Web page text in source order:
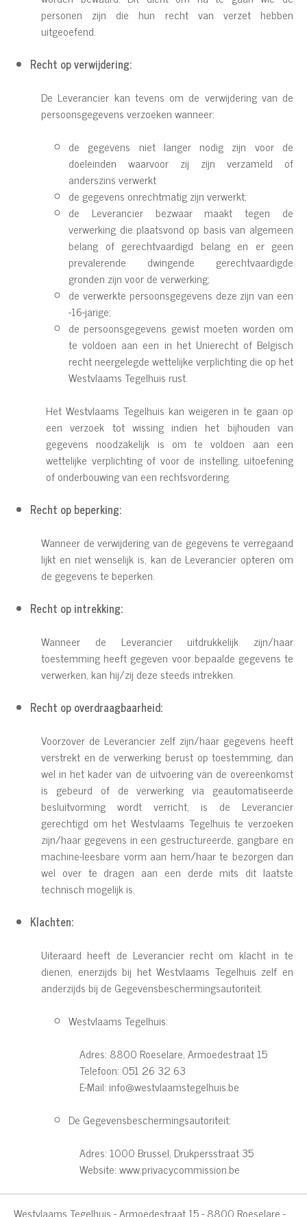
personen zijn die hun recht van verzet hebben
uitgeoefend.
Recht op verwijdering:
De Leverancier kan tevens om de verwijdering van de
persoonsgegevens verzoeken wanneer:
de gegevens niet langer nodig zijn voor de
doeleinden waarvoor zij zijn verzameld of
anderszins verwerkt
de gegevens onrechtmatig zijn verwerkt;
de Leverancier bezwaar maakt tegen de
verwerking die plaatsvond op basis van algemeen
belang of gerechtvaardigd belang en er geen
prevalerende dwingende gerechtvaardigde
gronden zijn voor de verwerking;
de verwerkte persoonsgegevens deze zijn van een
-16-jarige;
de persoonsgegevens gewist moeten worden om
te voldoen aan een in het Unierecht of Belgisch
recht neergelegde wettelijke verplichting die op het
Westvlaams Tegelhuis rust.
Het Westvlaams Tegelhuis kan weigeren in te gaan op
een verzoek tot wissing indien het bijhouden van
gegevens noodzakelijk is om te voldoen aan een
wettelijke verplichting of voor de instelling, uitoefening
of onderbouwing van een rechtsvordering.
Recht op beperking:
Wanneer de verwijdering van de gegevens te verregaand
lijkt en niet wenselijk is, kan de Leverancier opteren om
de gegevens te beperken.
Recht op intrekking:
Wanneer de Leverancier uitdrukkelijk zijn/haar
toestemming heeft gegeven voor bepaalde gegevens te
verwerken, kan hij/zij deze steeds intrekken.
Recht op overdraagbaarheid:
Voorzover de Leverancier zelf zijn/haar gegevens heeft
verstrekt en de verwerking berust op toestemming, dan
wel in het kader van de uitvoering van de overeenkomst
is gebeurd of de verwerking via geautomatiseerde
besluitvorming wordt verricht, is de Leverancier
gerechtigd om het Westvlaams Tegelhuis te verzoeken
zijn/haar gegevens in een gestructureerde, gangbare en
machine-leesbare vorm aan hem/haar te bezorgen dan
wel over te dragen aan een derde mits dit laatste
technisch mogelijk is.
Klachten:
Uiteraard heeft de Leverancier recht om klacht in te
dienen, enerzijds bij het Westvlaams Tegelhuis zelf en
anderzijds bij de Gegevensbeschermingsautoriteit.
Westvlaams Tegelhuis:
Adres: 8800 Roeselare, Armoedestraat 15
Telefoon: 051 26 32 63
E-Mail: info@westvlaamstegelhuis.be
De Gegevensbeschermingsautoriteit:
Adres: 1000 Brussel, Drukpersstraat 35
Website: www.privacycommission.be
Westvlaams Tegelhuis - Armoedestraat 15 - 8800 Roeselare -